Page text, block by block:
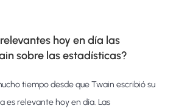
hoy en día las
sobre las estadísticas?
tiempo desde que Twain escribió su
es relevante hoy en día. Las